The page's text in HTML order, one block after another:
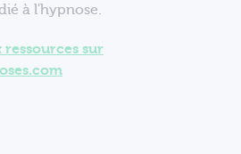
à l'hypnose.
sur